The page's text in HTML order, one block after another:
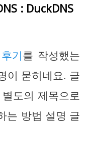
: DuckDNS
기를 작성했는
이 묻히네요. 글
도의 제목으로
는 방법 설명 글